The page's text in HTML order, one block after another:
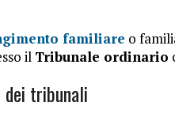
familiare o
il Tribunale ordinario
tribunali